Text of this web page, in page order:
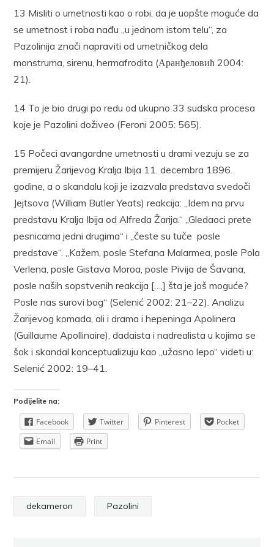
13 Misliti o umetnosti kao o robi, da je uopšte moguće da
se umetnost i roba nađu „u jednom istom telu“, za
Pazolinija znači napraviti od umetničkog dela
monstruma, sirenu, hermafrodita (Аранђеловић 2004:
21).
14 To je bio drugi po redu od ukupno 33 sudska procesa
koje je Pazolini doživeo (Feroni 2005: 565).
15 Počeci avangardne umetnosti u drami vezuju se za
premijeru Žarijevog Kralja Ibija 11. decembra 1896.
godine, a o skandalu koji je izazvala predstava svedoči
Jejtsova (William Butler Yeats) reakcija: „Idem na prvu
predstavu Kralja Ibija od Alfreda Žarija.“ „Gledaoci prete
pesnicama jedni drugima“ i „česte su tuče posle
predstave“. „Kažem, posle Stefana Malarmea, posle Pola
Verlena, posle Gistava Moroa, posle Pivija de Šavana,
posle naših sopstvenih reakcija […,] šta je još moguće?
Posle nas surovi bog“ (Selenić 2002: 21–22). Analizu
Žarijevog komada, ali i drama i hepeninga Apolinera
(Guillaume Apollinaire), dadaista i nadrealista u kojima se
šok i skandal konceptualizuju kao „užasno lepo“ videti u:
Selenić 2002: 19–41.
Podijelite na:
Facebook Twitter Pinterest
Pocket
Email
Print
dekameron Pazolini